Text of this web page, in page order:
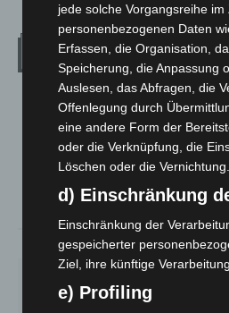
Wetter
LANGENHAGEN
Mäßig Bewölkt
16.4°
78% 3m/s
21° 26°
jede solche Vorgangsreihe
personenbezogenen Daten
Erfassen, die Organisation,
Speicherung, die Anpassung
Auslesen, das Abfragen, die
Offenlegung durch
eine andere Form der
oder die Verknüpfung, die
Löschen oder die Vernichtung.
d) Einschränkung
Einschränkung der
gespeicherter
Ziel, ihre künftige
e) Profiling